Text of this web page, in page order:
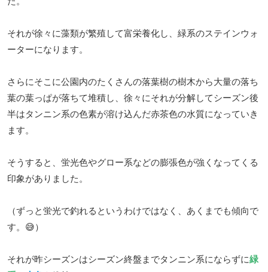
それが徐々に藻類が繁殖して富栄養化し、緑系のステインウォ
ーターになります。
さらにそこに公園内のたくさんの落葉樹の樹木から大量の落ち
葉の葉っぱが落ちて堆積し、徐々にそれが分解してシーズン後
半はタンニン系の色素が溶け込んだ赤茶色の水質になっていき
ます。
そうすると、蛍光色やグロー系などの膨張色が強くなってくる
印象がありました。
（ずっと蛍光で釣れるというわけではなく、あくまでも傾向で
す。😅）
それが昨シーズンはシーズン終盤までタンニン系にならずに緑